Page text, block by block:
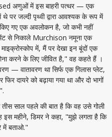
अणुओं में इस बाहरी पत्थर — एक
पर जल्दी पृथ्वी द्वारा आवश्यक के रूप में
गए एक अवलोकन है, जो कभी नहीं
से निकाले Murchison नमूना एक
में, मैं पर देखा इन बूंदों एक
करने के लिए जीवित है," वह कहते हैं ।
— वातावरण था सिर्फ एक गिलास प्लेट,
दायरे को बढ़ाया गया था और दो भागों
साल पहले की बात है कि वह उसे गोली
इस महीने, डिमर ने कहा, "मुझे लगता है कि
में बताओ."